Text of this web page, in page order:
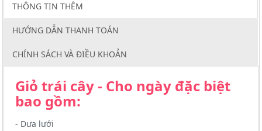
THÔNG TIN THÊM
HƯỚNG DẪN THANH TOÁN
CHÍNH SÁCH VÀ ĐIỀU KHOẢN
Giỏ trái cây - Cho ngày đặc biệt
bao gồm:
- Dưa lưới